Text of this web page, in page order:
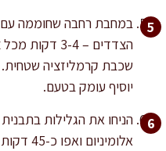
במחבת רחבה שחוממה
הצדדים – 3-4
שכבת קרמליזציה שטחית.
יוסיף עומק בטעם.
הניחו את הגלילות בתבנית